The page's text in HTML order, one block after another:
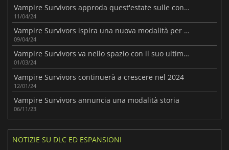
Vampire Survivors approda quest'estate sulle console PlayStation
11/04/24
Vampire Survivors ispira una nuova modalità per League of Legends
09/04/24
Vampire Survivors va nello spazio con il suo ultimo aggiornamento
01/03/24
Vampire Survivors continuerà a crescere nel 2024
12/01/24
Vampire Survivors annuncia una modalità storia
06/11/23
NOTIZIE SU DLC ED ESPANSIONI